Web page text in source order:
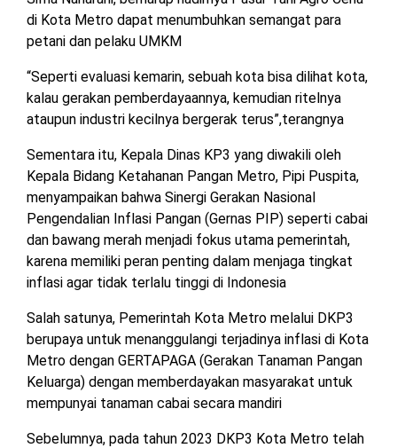
di Kota Metro dapat menumbuhkan semangat para
petani dan pelaku UMKM
“Seperti evaluasi kemarin, sebuah kota bisa dilihat kota,
kalau gerakan pemberdayaannya, kemudian ritelnya
ataupun industri kecilnya bergerak terus”,terangnya
Sementara itu, Kepala Dinas KP3 yang diwakili oleh
Kepala Bidang Ketahanan Pangan Metro, Pipi Puspita,
menyampaikan bahwa Sinergi Gerakan Nasional
Pengendalian Inflasi Pangan (Gernas PIP) seperti cabai
dan bawang merah menjadi fokus utama pemerintah,
karena memiliki peran penting dalam menjaga tingkat
inflasi agar tidak terlalu tinggi di Indonesia
Salah satunya, Pemerintah Kota Metro melalui DKP3
berupaya untuk menanggulangi terjadinya inflasi di Kota
Metro dengan GERTAPAGA (Gerakan Tanaman Pangan
Keluarga) dengan memberdayakan masyarakat untuk
mempunyai tanaman cabai secara mandiri
Sebelumnya, pada tahun 2023 DKP3 Kota Metro telah